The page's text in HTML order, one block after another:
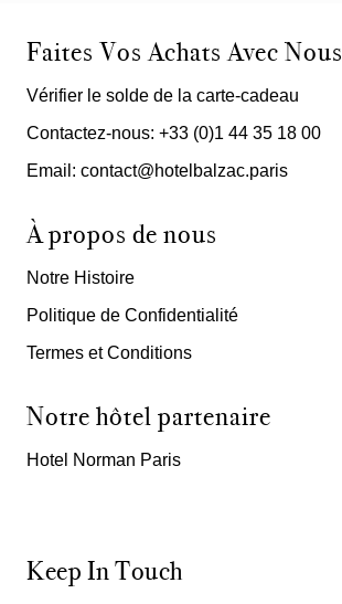
Faites Vos Achats Avec Nous
Vérifier le solde de la carte-cadeau
Contactez-nous: +33 (0)1 44 35 18 00
Email: contact@hotelbalzac.paris
À propos de nous
Notre Histoire
Politique de Confidentialité
Termes et Conditions
Notre hôtel partenaire
Hotel Norman Paris
Keep In Touch